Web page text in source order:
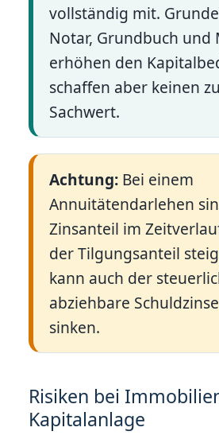
vollständig mit.
Notar, Grundbuch und
erhöhen den
schaffen aber keinen
Sachwert.
Achtung: Bei einem
Annuitätendarlehen
Zinsanteil im
der Tilgungsanteil
kann auch der
abziehbare
sinken.
Risiken bei
Kapitalanlage